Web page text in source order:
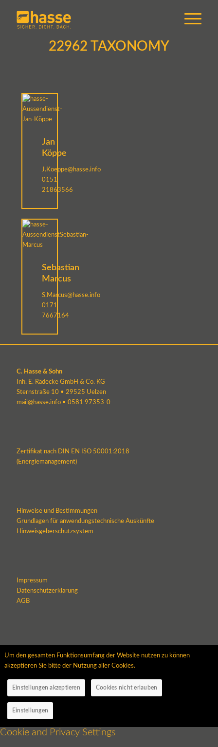
22962 TAXONOMY
Jan
Köppe
J.Koeppe@hasse.info
0151
21863566
Sebastian
Marcus
S.Marcus@hasse.info
0171
7667164
C. Hasse & Sohn
Inh. E. Rädecke GmbH & Co. KG
Sternstraße 10 • 29525 Uelzen
mail@hasse.info• 0581 97353-0
Zertifikat nach DIN EN ISO 50001:2018
(Energiemanagement)
Hinweise und Bestimmungen
Grundlagen für anwendungstechnische Auskünfte
Hinweisgeberschutzsystem
Impressum
Datenschutzerklärung
AGB
Um den gesamten Funktionsumfang der Website nutzen zu können
akzeptieren Sie bitte der Nutzung aller Cookies.
Einstellungen akzeptieren Cookies nicht erlauben
Einstellungen
Cookie and Privacy Settings